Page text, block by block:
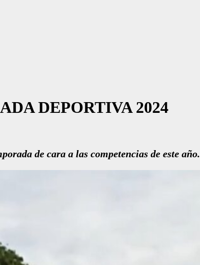
DEPORTIVA 2024
de cara a las competencias de este año.